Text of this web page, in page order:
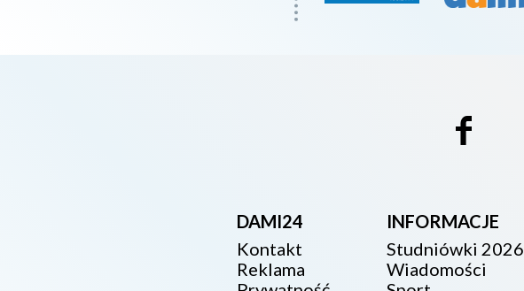
DAMI24
Kontakt
Reklama
INFORMACJE
Studniówki 2026
Wiadomości